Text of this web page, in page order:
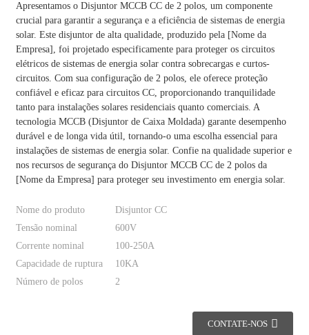
Apresentamos o Disjuntor MCCB CC de 2 polos, um componente
crucial para garantir a segurança e a eficiência de sistemas de energia
solar. Este disjuntor de alta qualidade, produzido pela [Nome da
Empresa], foi projetado especificamente para proteger os circuitos
elétricos de sistemas de energia solar contra sobrecargas e curtos-
circuitos. Com sua configuração de 2 polos, ele oferece proteção
confiável e eficaz para circuitos CC, proporcionando tranquilidade
tanto para instalações solares residenciais quanto comerciais. A
tecnologia MCCB (Disjuntor de Caixa Moldada) garante desempenho
durável e de longa vida útil, tornando-o uma escolha essencial para
instalações de sistemas de energia solar. Confie na qualidade superior e
nos recursos de segurança do Disjuntor MCCB CC de 2 polos da
[Nome da Empresa] para proteger seu investimento em energia solar.
Nome do produto
Disjuntor CC
Tensão nominal
600V
Corrente nominal
100-250A
Capacidade de ruptura
10KA
Número de polos
2
CONTATE-NOS